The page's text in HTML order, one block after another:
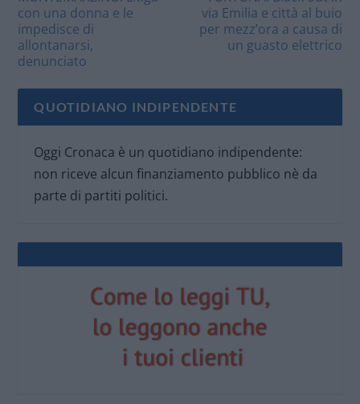
con una donna e le
impedisce di
allontanarsi,
denunciato
via Emilia e città al buio
per mezz’ora a causa di
un guasto elettrico
QUOTIDIANO INDIPENDENTE
Oggi Cronaca è un quotidiano indipendente:
non riceve alcun finanziamento pubblico nè da
parte di partiti politici.